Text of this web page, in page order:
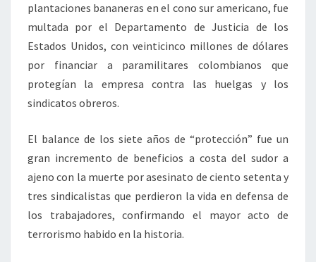
plantaciones bananeras en el cono sur americano, fue
multada por el Departamento de Justicia de los
Estados Unidos, con veinticinco millones de dólares
por financiar a paramilitares colombianos que
protegían la empresa contra las huelgas y los
sindicatos obreros.
El balance de los siete años de “protección” fue un
gran incremento de beneficios a costa del sudor a
ajeno con la muerte por asesinato de ciento setenta y
tres sindicalistas que perdieron la vida en defensa de
los trabajadores, confirmando el mayor acto de
terrorismo habido en la historia.